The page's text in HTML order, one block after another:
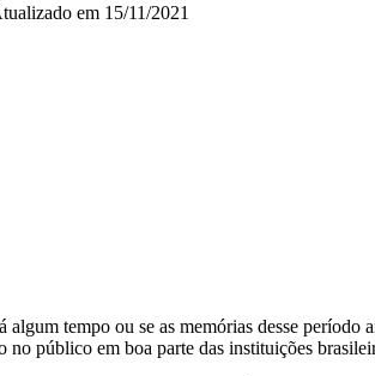
em 15/11/2021
tempo ou se as memórias desse
público em boa parte das instituições